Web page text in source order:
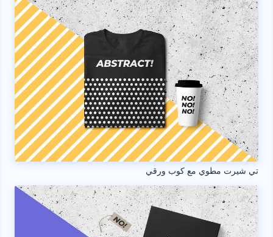
تي شيرت مطوي مع كوب ورقي